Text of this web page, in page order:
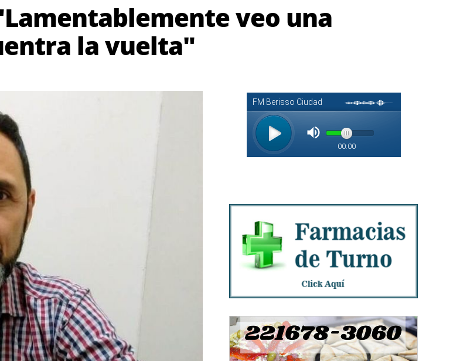
veo una
la vuelta"